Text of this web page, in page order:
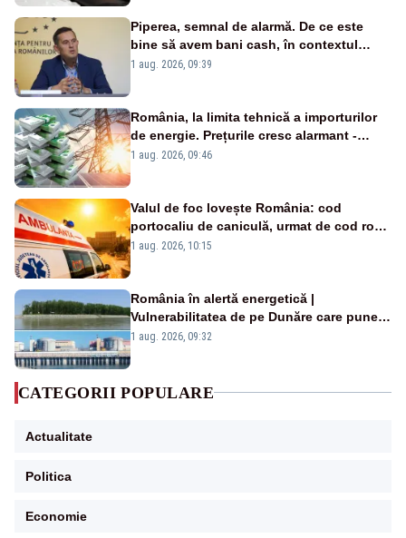
Piperea, semnal de alarmă. De ce este
bine să avem bani cash, în contextul
alertei energetice?
1 aug. 2026, 09:39
România, la limita tehnică a importurilor
de energie. Prețurile cresc alarmant -
Analiză Realitatea Plus
1 aug. 2026, 09:46
Valul de foc lovește România: cod
portocaliu de caniculă, urmat de cod roșu
duminică. Temperaturile urcă spre 40°C
1 aug. 2026, 10:15
România în alertă energetică |
Vulnerabilitatea de pe Dunăre care pune
în pericol Centrala Cernavodă era
1 aug. 2026, 09:32
CATEGORII POPULARE
Actualitate
Politica
Economie